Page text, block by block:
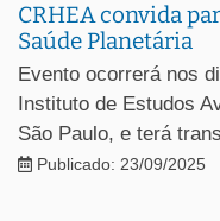
CRHEA convida
Saúde Planetária
Evento ocorrerá nos
Instituto de Estudos
São Paulo, e terá
Publicado: 23/09/2025